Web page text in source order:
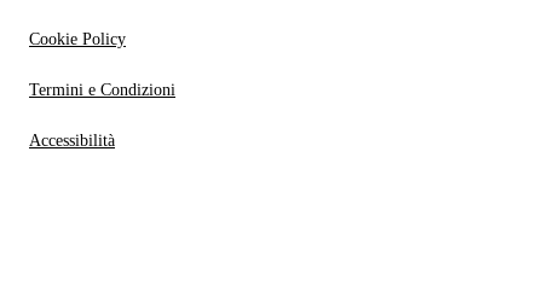
Cookie Policy
Termini e Condizioni
Accessibilità